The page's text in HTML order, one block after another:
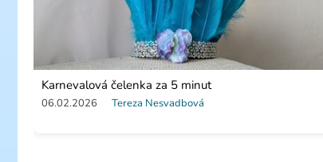
Karnevalová čelenka za 5 minut
06.02.2026 Tereza Nesvadbová